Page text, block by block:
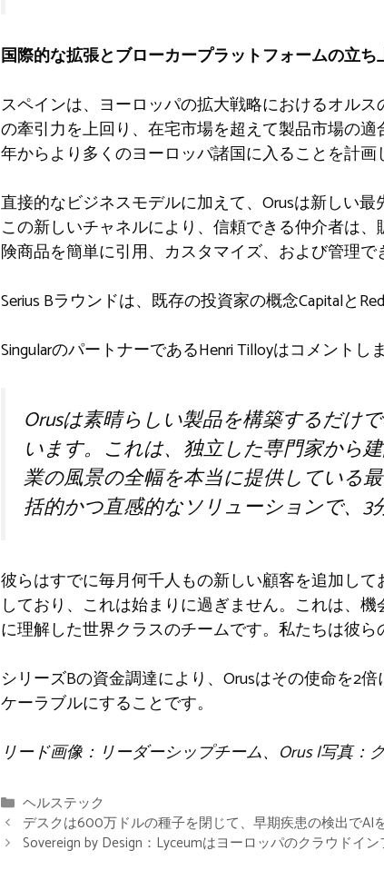
国際的な拡張とブローカープラットフォームの立ち
スペインは、ヨーロッパの拡大戦略におけるオル
の牽引力を上回り、在宅市場を超えて製品市場の
年からより多くのヨーロッパ諸国に入ることを計画
直接的なビジネスモデルに加えて、Orusは新しい
この新しいチャネルにより、信頼できる仲介者は
険商品を簡単に引用、カスタマイズ、および管理で
Serius Bラウンドは、既存の投資家の概念Capitalと
SingularのパートナーであるHenri Tilloyはコメントし
Orusは素晴らしい製品を構築するだけ
います。これは、独立した専門家から
業の風景の全幅を本当に提供している
括的かつ直感的なソリューションで、3
彼らはすでに毎月何千人もの新しい顧客を追加し
しており、これは始まりに過ぎません。これは、
に理解した世界クラスのチームです。私たちは彼ら
シリーズBの資金調達により、Orusはその使命を2
ケーラブルにすることです。
リード画像：リーダーシップチーム、Orus |写真：
カ
テ
ゴ
ヘルステック
デスクは600万ドルの種子を閉じて、早期疾患の検出でAI
Sovereign by Design：Lyceumはヨーロッパのクラウドイ